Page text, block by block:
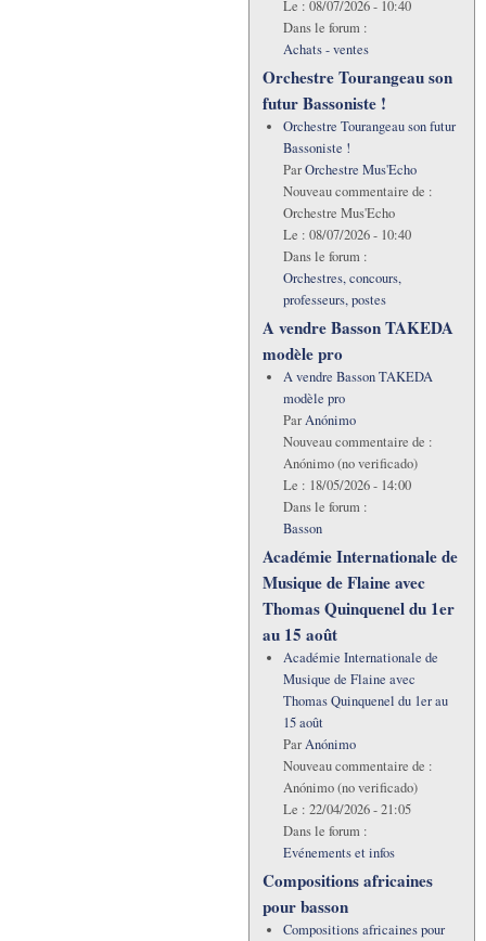
Le : 08/07/2026 - 10:40
Dans le forum :
Achats - ventes
Orchestre Tourangeau son
futur Bassoniste !
Orchestre Tourangeau son futur
Bassoniste !
ParOrchestre Mus'Echo
Nouveau commentaire de :
Orchestre Mus'Echo
Le : 08/07/2026 - 10:40
Dans le forum :
Orchestres, concours,
professeurs, postes
A vendre Basson TAKEDA
modèle pro
A vendre Basson TAKEDA
modèle pro
ParAnónimo
Nouveau commentaire de :
Anónimo (no verificado)
Le : 18/05/2026 - 14:00
Dans le forum :
Basson
Académie Internationale de
Musique de Flaine avec
Thomas Quinquenel du 1er
au 15 août
Académie Internationale de
Musique de Flaine avec
Thomas Quinquenel du 1er au
15 août
ParAnónimo
Nouveau commentaire de :
Anónimo (no verificado)
Le : 22/04/2026 - 21:05
Dans le forum :
Evénements et infos
Compositions africaines
pour basson
Compositions africaines pour